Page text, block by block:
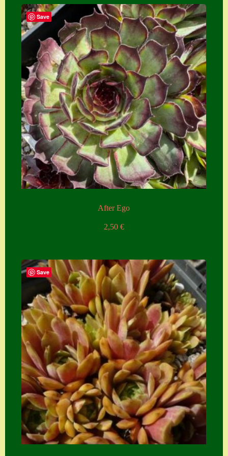
Home
Hostas
Impressum
Kasse
Kontakt
Mein Konto
Naturformen
S. x nixonii
Semps die ich
suche
Sue Thomas
Translator
Versand
Versand von
Semps
Warenkorb
Warenkorb
Widerrufsbelehru
ng
Zahlung
Zahlungs- &
Save
After Ego
2,50 €
Save